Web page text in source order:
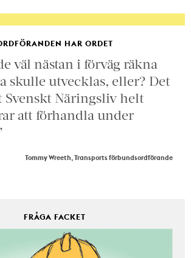
HAR ORDET
väl nästan i förväg räkna
skulle utvecklas, eller? Det
Svenskt Näringsliv helt
att förhandla under
Tommy Wreeth, Transports förbundsordförande
FRÅGA FACKET